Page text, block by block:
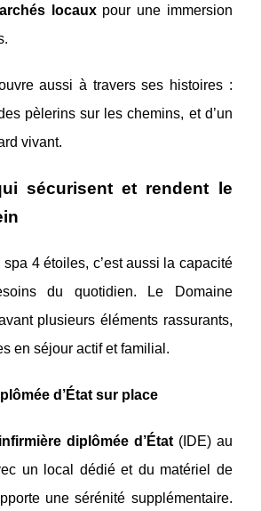
locauxpour une immersion
aussi à travers ses histoires :
pèlerins sur les chemins, et d’un
vivant.
sécurisent et rendent le
spa 4 étoiles, c’est aussi la capacité
du quotidien. Le Domaine
plusieurs éléments rassurants,
en séjour actif et familial.
d’État sur place
infirmière diplômée d’État(IDE) au
un local dédié et du matériel de
une sérénité supplémentaire.